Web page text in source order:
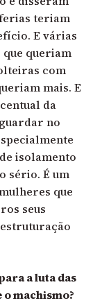
teriam
E várias
que queriam
com
mais. E
da
no
isolamento
sério. É um
que
seus
a luta das
machismo?